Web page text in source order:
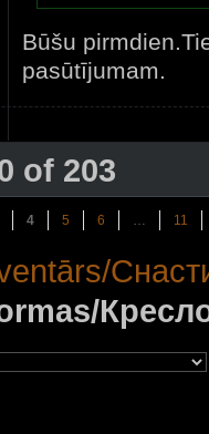
Būšu
pasūtījumam.
of 203
4 5 6 … 11